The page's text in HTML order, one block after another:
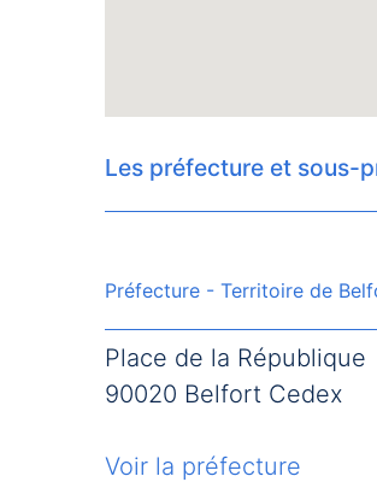
Les préfecture et sous-
Préfecture - Territoire de
Place de la République
90020 Belfort Cedex
Voir la préfecture